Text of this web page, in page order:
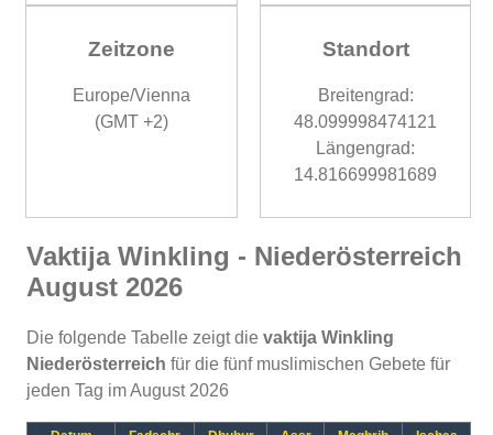
Zeitzone
Europe/Vienna
(GMT +2)
Standort
Breitengrad:
48.099998474121
Längengrad:
14.816699981689
Vaktija Winkling - Niederösterreich
August 2026
Die folgende Tabelle zeigt die vaktija Winkling
Niederösterreich für die fünf muslimischen Gebete für
jeden Tag im August 2026